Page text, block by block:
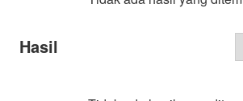
Hasil